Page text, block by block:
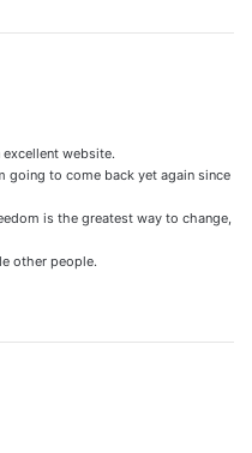
website.
going to come back yet again since
is the greatest way to change,
other people.